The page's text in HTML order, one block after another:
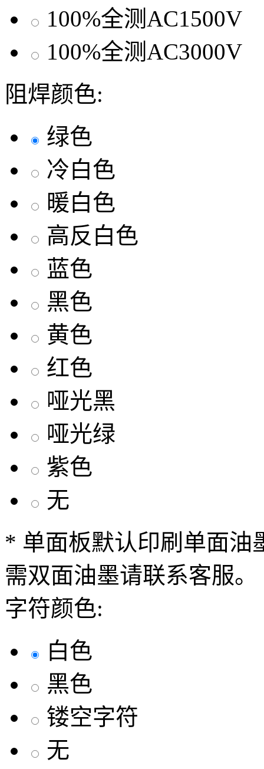
100%全测AC1500V
100%全测AC3000V
阻焊颜色:
绿色
冷白色
暖白色
高反白色
蓝色
黑色
黄色
红色
哑光黑
哑光绿
紫色
无
* 单面板默认印刷单面油
需双面油墨请联系客服。
字符颜色:
白色
黑色
镂空字符
无